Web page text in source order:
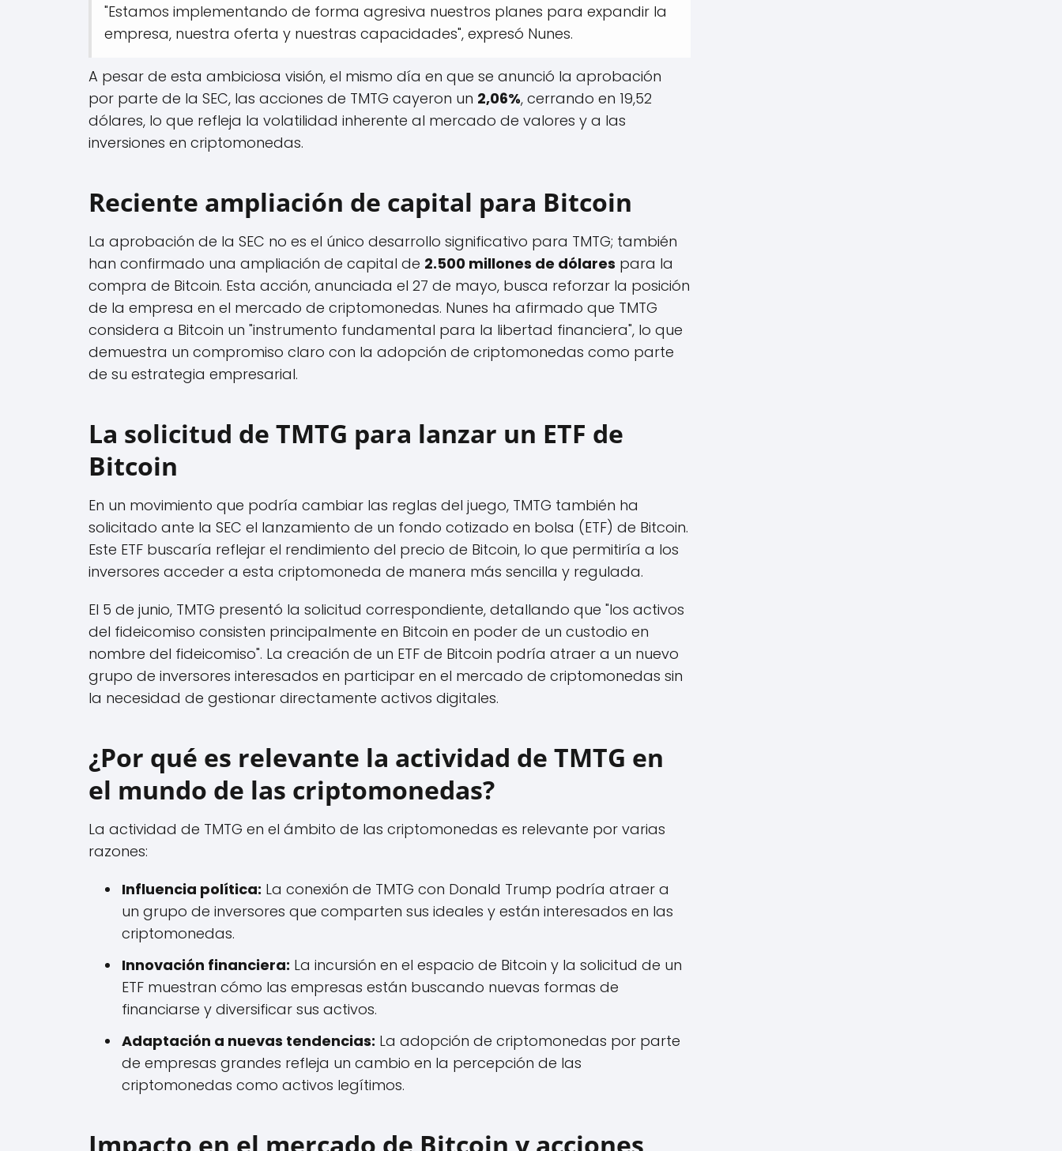
"Estamos implementando de forma agresiva nuestros planes para expandir la
empresa, nuestra oferta y nuestras capacidades", expresó Nunes.
A pesar de esta ambiciosa visión, el mismo día en que se anunció la aprobación
por parte de la SEC, las acciones de TMTG cayeron un 2,06%, cerrando en 19,52
dólares, lo que refleja la volatilidad inherente al mercado de valores y a las
inversiones en criptomonedas.
Reciente ampliación de capital para Bitcoin
La aprobación de la SEC no es el único desarrollo significativo para TMTG; también
han confirmado una ampliación de capital de 2.500 millones de dólares para la
compra de Bitcoin. Esta acción, anunciada el 27 de mayo, busca reforzar la posición
de la empresa en el mercado de criptomonedas. Nunes ha afirmado que TMTG
considera a Bitcoin un "instrumento fundamental para la libertad financiera", lo que
demuestra un compromiso claro con la adopción de criptomonedas como parte
de su estrategia empresarial.
La solicitud de TMTG para lanzar un ETF de
Bitcoin
En un movimiento que podría cambiar las reglas del juego, TMTG también ha
solicitado ante la SEC el lanzamiento de un fondo cotizado en bolsa (ETF) de Bitcoin.
Este ETF buscaría reflejar el rendimiento del precio de Bitcoin, lo que permitiría a los
inversores acceder a esta criptomoneda de manera más sencilla y regulada.
El 5 de junio, TMTG presentó la solicitud correspondiente, detallando que "los activos
del fideicomiso consisten principalmente en Bitcoin en poder de un custodio en
nombre del fideicomiso". La creación de un ETF de Bitcoin podría atraer a un nuevo
grupo de inversores interesados en participar en el mercado de criptomonedas sin
la necesidad de gestionar directamente activos digitales.
¿Por qué es relevante la actividad de TMTG en
el mundo de las criptomonedas?
La actividad de TMTG en el ámbito de las criptomonedas es relevante por varias
razones:
Influencia política: La conexión de TMTG con Donald Trump podría atraer a
un grupo de inversores que comparten sus ideales y están interesados en las
criptomonedas.
Innovación financiera: La incursión en el espacio de Bitcoin y la solicitud de un
ETF muestran cómo las empresas están buscando nuevas formas de
financiarse y diversificar sus activos.
Adaptación a nuevas tendencias: La adopción de criptomonedas por parte
de empresas grandes refleja un cambio en la percepción de las
criptomonedas como activos legítimos.
Impacto en el mercado de Bitcoin y acciones